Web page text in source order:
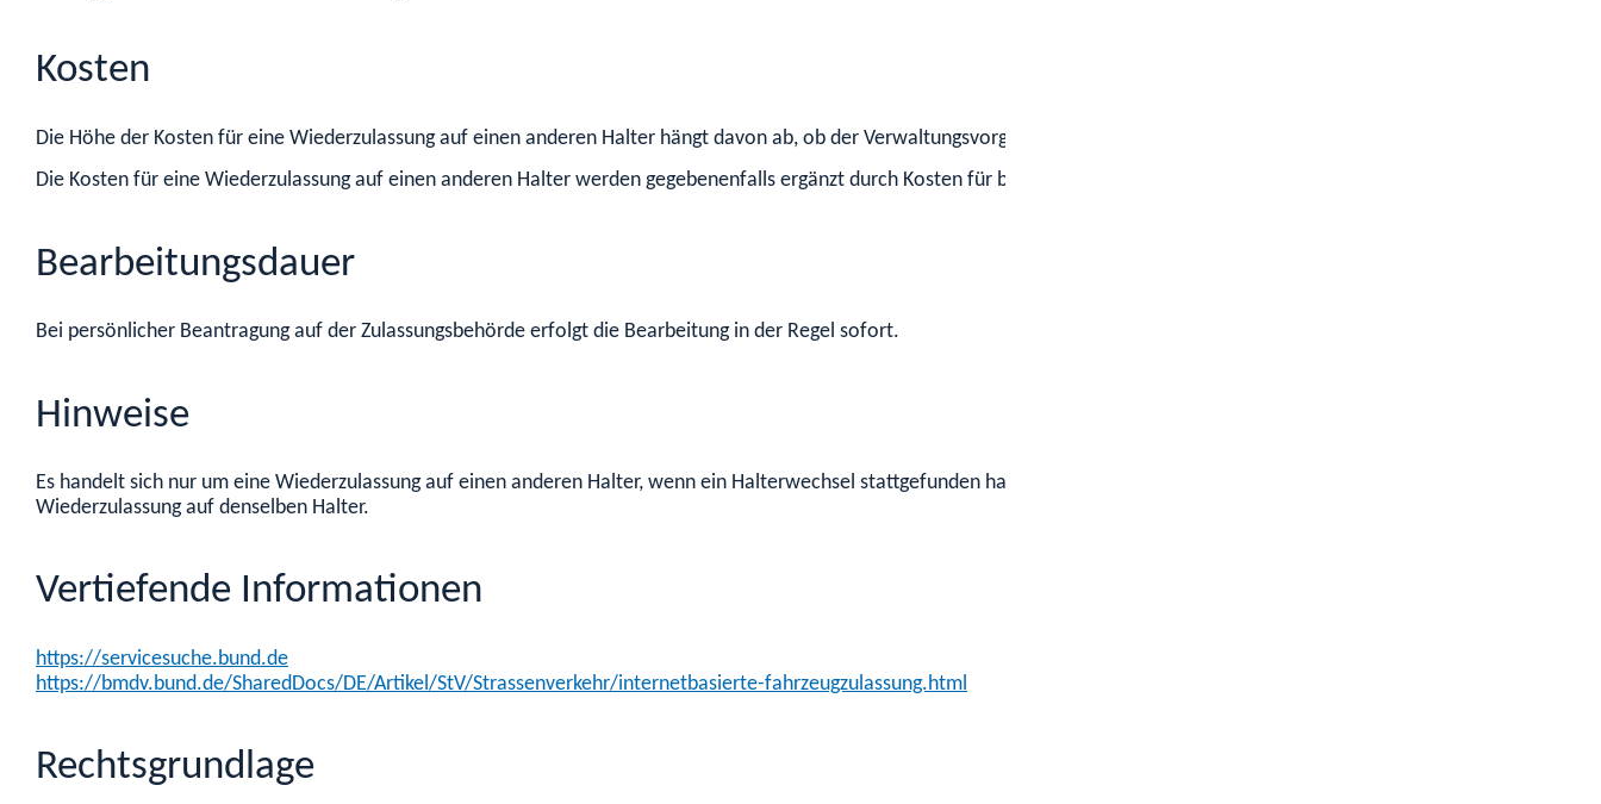
Kosten
Die Höhe der Kosten für eine Wiederzulassung auf einen anderen Halter hängt davon ab, ob der Verwaltungsvorgang vor Ort oder online durchgeführt wird.
Die Kosten für eine Wiederzulassung auf einen anderen Halter werden gegebenenfalls ergänzt durch Kosten für besondere Kennzeichen und Zulassungsdokumente.
Bearbeitungsdauer
Bei persönlicher Beantragung auf der Zulassungsbehörde erfolgt die Bearbeitung in der Regel sofort.
Hinweise
Es handelt sich nur um eine Wiederzulassung auf einen anderen Halter, wenn ein Halterwechsel stattgefunden hat. Hat kein Halterwechsel stattgefunden, spricht man von einer
Wiederzulassung auf denselben Halter.
Vertiefende Informationen
https://servicesuche.bund.de
https://bmdv.bund.de/SharedDocs/DE/Artikel/StV/Strassenverkehr/internetbasierte-fahrzeugzulassung.html
Rechtsgrundlage